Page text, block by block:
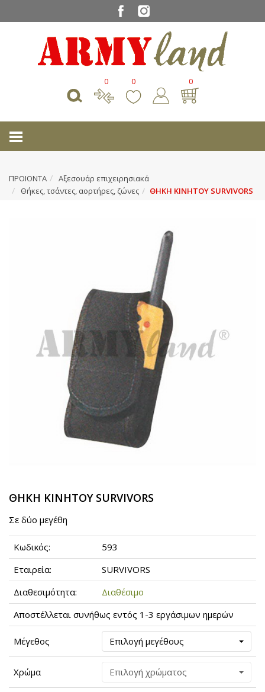
0 0 0
ΠΡΟΙΟΝΤΑ
Αξεσουάρ επιχειρησιακά
Θήκες, τσάντες, αορτήρες, ζώνες
ΘΗΚΗ ΚΙΝΗΤΟΥ SURVIVORS
ΘΗΚΗ ΚΙΝΗΤΟΥ SURVIVORS
Σε δύο μεγέθη
Κωδικός:
593
Εταιρεία:
SURVIVORS
Διαθεσιμότητα:
Διαθέσιμο
Αποστέλλεται συνήθως εντός 1-3 εργάσιμων ημερών
Μέγεθος Επιλογή μεγέθους
Χρώμα Επιλογή χρώματος